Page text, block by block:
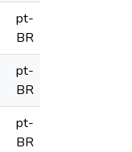
pt-
BR
pt-
BR
pt-
BR